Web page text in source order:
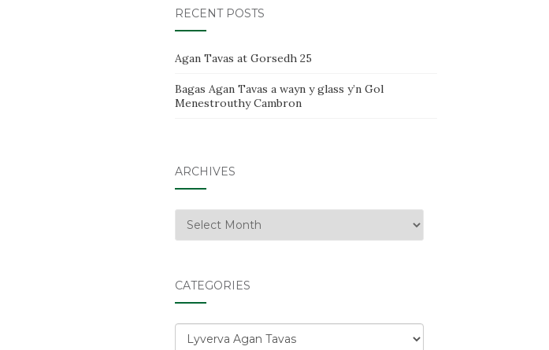
RECENT POSTS
Agan Tavas at Gorsedh 25
Bagas Agan Tavas a wayn y glass y’n Gol
Menestrouthy Cambron
ARCHIVES
Archives
CATEGORIES
Categories